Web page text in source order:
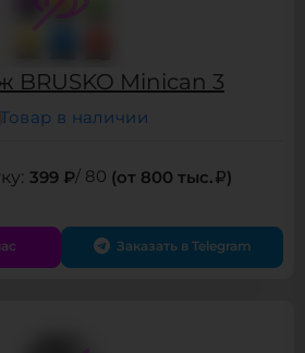
BRUSKO Minican 3
Товар в наличии
399 ₽/ 80 (от 800 тыс. )
Заказать в Telegram